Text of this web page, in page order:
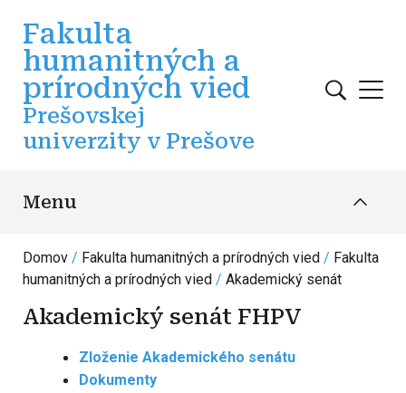
Fakulta
humanitných a
prírodných vied
Prešovskej
univerzity v Prešove
Menu
Domov Fakulta humanitných a prírodných vied
Fakulta
humanitných a prírodných vied
Akademický senát
Akademický senát FHPV
Zloženie Akademického senátu
Dokumenty